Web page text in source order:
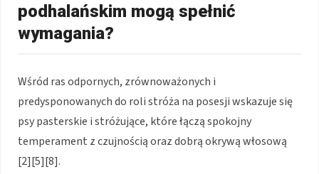
podhalańskim mogą spełnić
wymagania?
Wśród ras odpornych, zrównoważonych i
predysponowanych do roli stróża na posesji wskazuje się
psy pasterskie i stróżujące, które łączą spokojny
temperament z czujnością oraz dobrą okrywą włosową
[2][5][8].